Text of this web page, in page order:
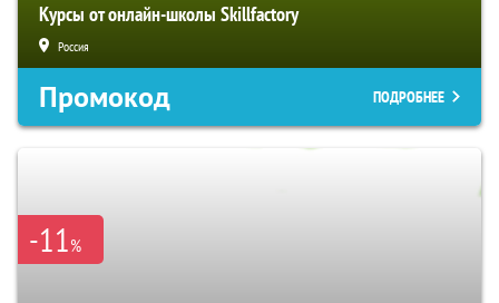
Курсы от онлайн-школы Skillfactory
Россия
Промокод ПОДРОБНЕЕ
-11%